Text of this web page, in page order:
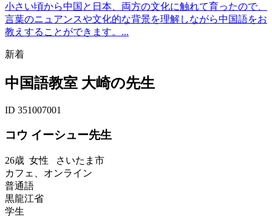
小さい頃から中国と日本、両方の文化に触れて育ったので、
言葉のニュアンスや文化的な背景を理解しながら中国語をお
教えすることができます。...
新着
中国語教室 大崎の先生
ID 351007001
コウ イーシュー先生
26歳 女性 さいたま市
カフェ、オンライン
普通語
黒龍江省
学生